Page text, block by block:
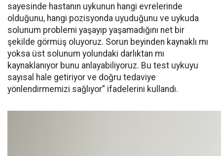
sayesinde hastanın uykunun hangi evrelerinde
olduğunu, hangi pozisyonda uyuduğunu ve uykuda
solunum problemi yaşayıp yaşamadığını net bir
şekilde görmüş oluyoruz. Sorun beyinden kaynaklı mı
yoksa üst solunum yolundaki darlıktan mı
kaynaklanıyor bunu anlayabiliyoruz. Bu test uykuyu
sayısal hale getiriyor ve doğru tedaviye
yönlendirmemizi sağlıyor” ifadelerini kullandı.